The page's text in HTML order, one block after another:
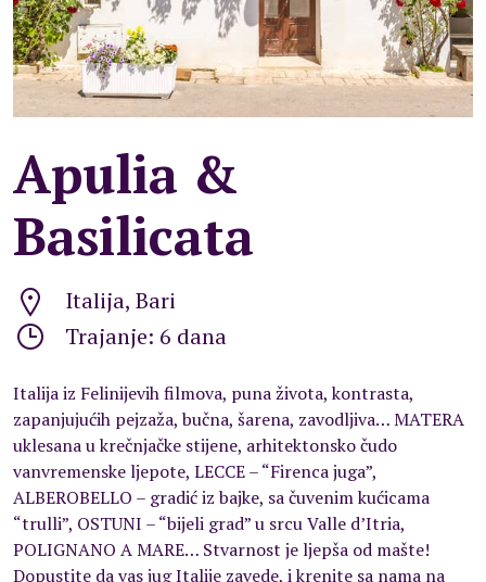
Apulia &
Basilicata
Italija, Bari
Trajanje: 6 dana
Italija iz Felinijevih filmova, puna života, kontrasta,
zapanjujućih pejzaža, bučna, šarena, zavodljiva… MATERA
uklesana u krečnjačke stijene, arhitektonsko čudo
vanvremenske ljepote, LECCE – “Firenca juga”,
ALBEROBELLO – gradić iz bajke, sa čuvenim kućicama
“trulli”, OSTUNI – “bijeli grad” u srcu Valle d’Itria,
POLIGNANO A MARE… Stvarnost je ljepša od mašte!
Dopustite da vas jug Italije zavede, i krenite sa nama na